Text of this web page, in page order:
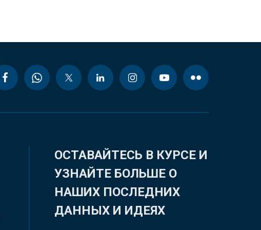
ОСТАВАЙТЕСЬ В КУРСЕ И
УЗНАЙТЕ БОЛЬШЕ О
НАШИХ ПОСЛЕДНИХ
ДАННЫХ И ИДЕЯХ